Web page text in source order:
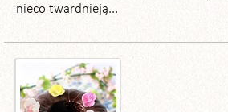
nieco twardnieją...